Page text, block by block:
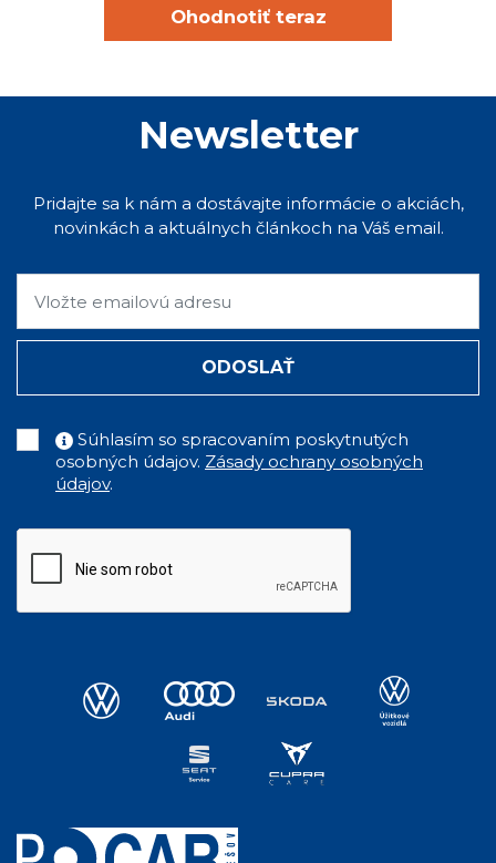
Ohodnotiť teraz
Newsletter
Pridajte sa k nám a dostávajte informácie o akciách,
novinkách a aktuálnych článkoch na Váš email.
ODOSLAŤ
Súhlasím so spracovaním poskytnutých
osobných údajov. Zásady ochrany osobných
údajov.